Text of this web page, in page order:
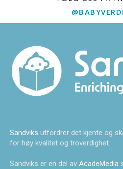
Sandviks utfordrer det kjente og
for høy kvalitet og troverdighet.
Sandviks er en del av AcadeMedia